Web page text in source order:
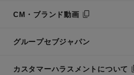
CM・ブランド動画
グループセブジャパン
カスタマーハラスメントについて